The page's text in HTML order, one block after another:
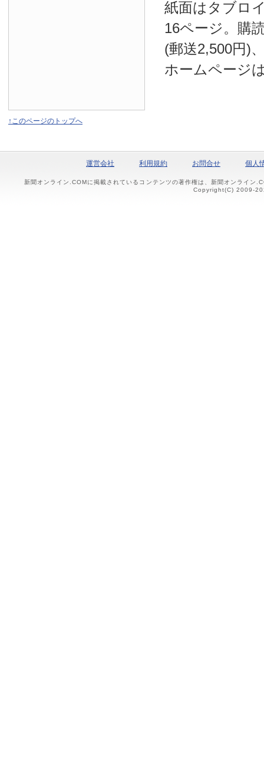
紙面はタブロ
16ページ。購
(郵送2,500円)
ホームページ
↑このページのトップへ
運営会社 利用規約 お問合せ 個人
新聞オンライン.COMに掲載されているコンテンツの著作権は、新聞オンライン
Copyright(C) 2009-